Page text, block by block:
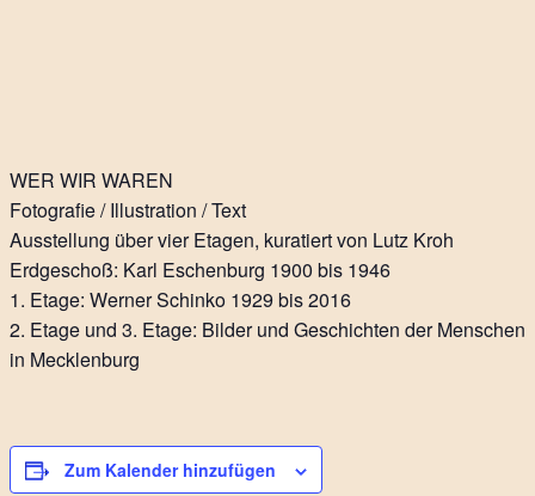
WER WIR WAREN
Fotografie / Illustration / Text
Ausstellung über vier Etagen, kuratiert von Lutz Kroh
Erdgeschoß: Karl Eschenburg 1900 bis 1946
1. Etage: Werner Schinko 1929 bis 2016
2. Etage und 3. Etage: Bilder und Geschichten der Menschen
in Mecklenburg
Zum Kalender hinzufügen